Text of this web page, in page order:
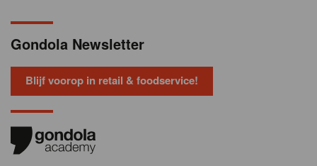
Gondola Newsletter
Blijf voorop in retail & foodservice!